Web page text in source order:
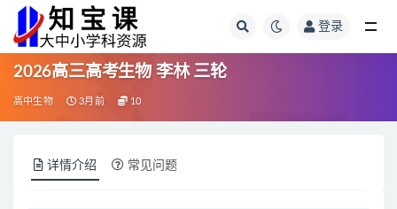
登录
2026高三高考生物 李林 三轮
高中生物 3月前 10
详情介绍 常见问题
全部